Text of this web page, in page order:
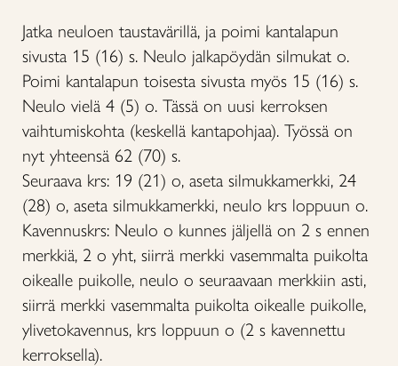
Jatka neuloen taustavärillä, ja poimi kantalapun
sivusta 15 (16) s. Neulo jalkapöydän silmukat o.
Poimi kantalapun toisesta sivusta myös 15 (16) s.
Neulo vielä 4 (5) o. Tässä on uusi kerroksen
vaihtumiskohta (keskellä kantapohjaa). Työssä on
nyt yhteensä 62 (70) s.
Seuraava krs: 19 (21) o, aseta silmukkamerkki, 24
(28) o, aseta silmukkamerkki, neulo krs loppuun o.
Kavennuskrs: Neulo o kunnes jäljellä on 2 s ennen
merkkiä, 2 o yht, siirrä merkki vasemmalta puikolta
oikealle puikolle, neulo o seuraavaan merkkiin asti,
siirrä merkki vasemmalta puikolta oikealle puikolle,
ylivetokavennus, krs loppuun o (2 s kavennettu
kerroksella).